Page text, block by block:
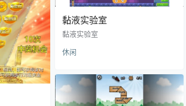
黏液实验室
黏液实验室
休闲